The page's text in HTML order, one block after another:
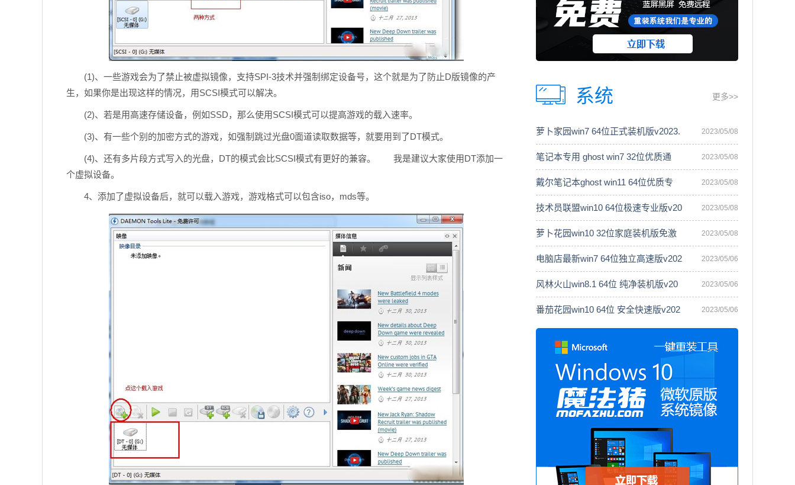
(1)、一些游戏会为了禁止被虚拟镜像，支持SPI-3技术并强制绑定设备号，这个就是为了防止D版镜像的产
生，如果你是出现这样的情况，用SCSI模式可以解决。
(2)、若是用高速存储设备，例如SSD，那么使用SCSI模式可以提高游戏的载入速率。
(3)、有一些个别的加密方式的游戏，如强制跳过光盘0面道读取数据等，就要用到了DT模式。
(4)、还有多片段方式写入的光盘，DT的模式会比SCSI模式有更好的兼容。 我是建议大家使用DT添加一
个虚拟设备。
4、添加了虚拟设备后，就可以载入游戏，游戏格式可以包含iso，mds等。
系统 更多>>
萝卜家园win7 64位正式装机版v2023. 2023/05/08
笔记本专用 ghost win7 32位优质通 2023/05/08
戴尔笔记本ghost win11 64位优质专 2023/05/08
技术员联盟win10 64位极速专业版v20 2023/05/08
萝卜花园win10 32位家庭装机版免激 2023/05/08
电脑店最新win7 64位独立高速版v202 2023/05/06
风林火山win8.1 64位 纯净装机版v20 2023/05/06
番茄花园win10 64位 安全快速版v202 2023/05/06